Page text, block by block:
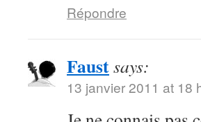
Répondre
Faustsays:
13 janvier 2011 at 18